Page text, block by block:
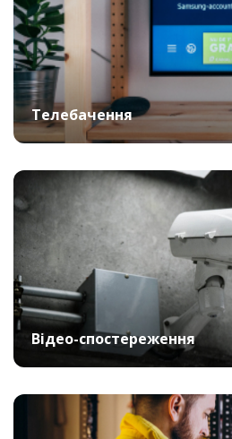
Телебачення
Відео-спостереження